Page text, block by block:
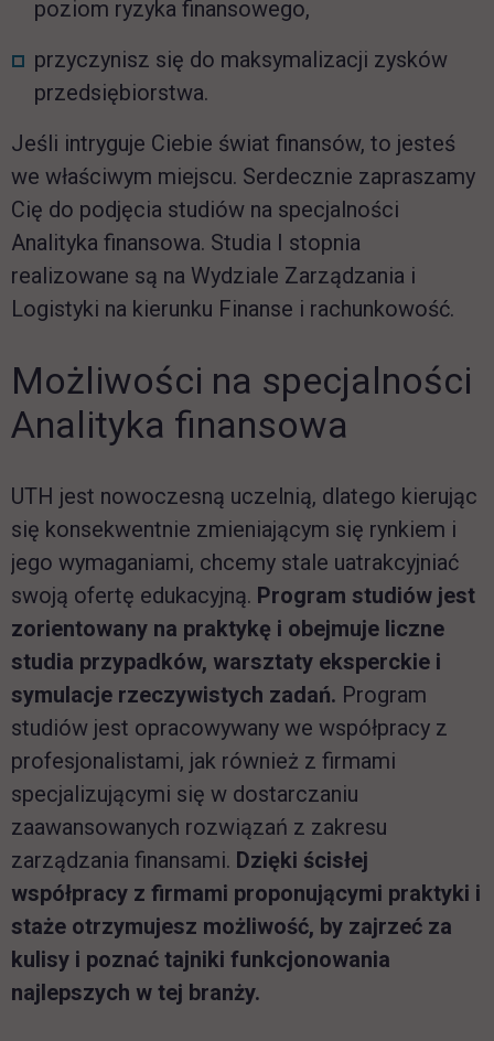
poziom ryzyka finansowego,
przyczynisz się do maksymalizacji zysków
przedsiębiorstwa.
Jeśli intryguje Ciebie świat finansów, to jesteś
we właściwym miejscu. Serdecznie zapraszamy
Cię do podjęcia studiów na specjalności
Analityka finansowa. Studia I stopnia
realizowane są na Wydziale Zarządzania i
Logistyki na kierunku Finanse i rachunkowość.
Możliwości na specjalności
Analityka finansowa
UTH jest nowoczesną uczelnią, dlatego kierując
się konsekwentnie zmieniającym się rynkiem i
jego wymaganiami, chcemy stale uatrakcyjniać
swoją ofertę edukacyjną. Program studiów jest
zorientowany na praktykę i obejmuje liczne
studia przypadków, warsztaty eksperckie i
symulacje rzeczywistych zadań. Program
studiów jest opracowywany we współpracy z
profesjonalistami, jak również z firmami
specjalizującymi się w dostarczaniu
zaawansowanych rozwiązań z zakresu
zarządzania finansami. Dzięki ścisłej
współpracy z firmami proponującymi praktyki i
staże otrzymujesz możliwość, by zajrzeć za
kulisy i poznać tajniki funkcjonowania
najlepszych w tej branży.